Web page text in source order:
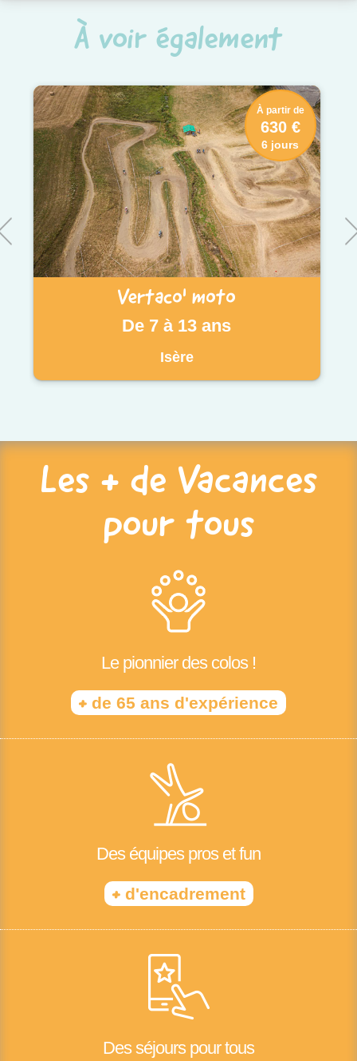
À voir également
Vertaco' moto
De 7 à 13 ans
Isère
À partir de
630 €
6 jours
Les + de Vacances
pour tous
Le pionnier des colos !
+ de 65 ans d'expérience
Des équipes pros et fun
+d'encadrement
Des séjours pour tous